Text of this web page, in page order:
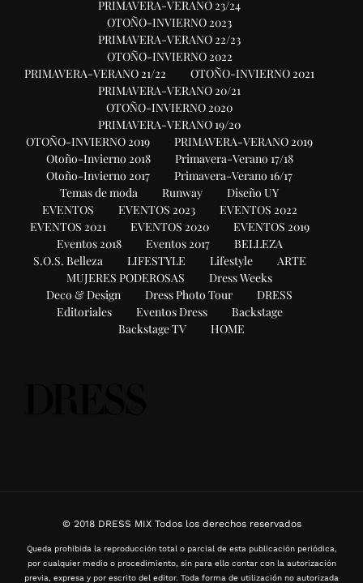
PRIMAVERA-VERANO 23/24
OTOÑO-INVIERNO 2023
PRIMAVERA-VERANO 22/23
OTOÑO-INVIERNO 2022
PRIMAVERA-VERANO 21/22
OTOÑO-INVIERNO 2021
PRIMAVERA-VERANO 20/21
OTOÑO-INVIERNO 2020
PRIMAVERA-VERANO 19/20
OTOÑO-INVIERNO 2019
PRIMAVERA-VERANO 2019
Otoño-Invierno 2018
Primavera-Verano 17/18
Otoño-Invierno 2017
Primavera-Verano 16/17
Temas de moda
Runway
Diseño UY
EVENTOS
EVENTOS 2023
EVENTOS 2022
EVENTOS 2021
EVENTOS 2020
EVENTOS 2019
Eventos 2018
Eventos 2017
BELLEZA
S.O.S. Belleza
LIFESTYLE Lifestyle
ARTE
MUJERES PODEROSAS
Dress Weeks
Deco & Design
Dress Photo Tour
DRESS
Editoriales
Eventos Dress
Backstage
Backstage TV
HOME
© 2018 DRESS MIX Todos los derechos reservados
Queda prohibida la reproducción total o parcial de esta publicación periódica,
por cualquier medio o procedimiento, sin para ello contar con la autorización
previa, expresa y por escrito del editor. Toda forma de utilización no autorizada